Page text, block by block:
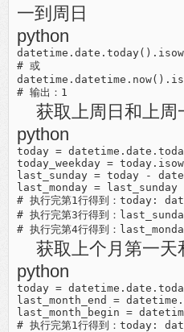
一到周日
python
# 或
获取上周日和上周
python
today =
today_weekday =
last_sunday = today -
last_monday =
# 执行完第1行得到：today:
# 执行完第3行得到：
获取上个月第一天
python
today =
last_month_end =
last_month_begin =
# 执行完第1行得到：today: